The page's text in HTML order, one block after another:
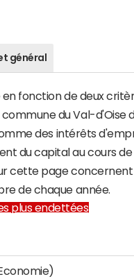
général
fonction de deux
du Val-d'Oise
des intérêts
du capital au cours de
cette page concernent
de chaque année.
plus endettées